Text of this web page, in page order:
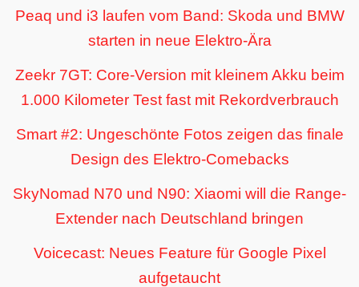
Peaq und i3 laufen vom Band: Skoda und BMW
starten in neue Elektro-Ära
Zeekr 7GT: Core-Version mit kleinem Akku beim
1.000 Kilometer Test fast mit Rekordverbrauch
Smart #2: Ungeschönte Fotos zeigen das finale
Design des Elektro-Comebacks
SkyNomad N70 und N90: Xiaomi will die Range-
Extender nach Deutschland bringen
Voicecast: Neues Feature für Google Pixel
aufgetaucht